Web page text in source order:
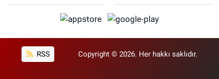
RSS Copyright © 2026. Her hakkı saklıdır.